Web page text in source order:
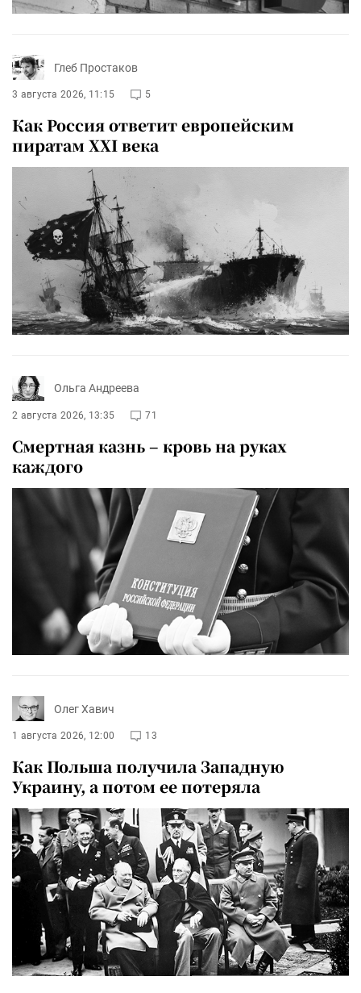
Глеб Простаков
3 августа 2026, 11:15 5
Как Россия ответит европейским
пиратам XXI века
Ольга Андреева
2 августа 2026, 13:35 71
Смертная казнь – кровь на руках
каждого
Олег Хавич
1 августа 2026, 12:00 13
Как Польша получила Западную
Украину, а потом ее потеряла